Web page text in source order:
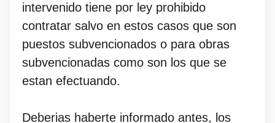
intervenido tiene por ley prohibido
contratar salvo en estos casos que son
puestos subvencionados o para obras
subvencionadas como son los que se
estan efectuando.
Deberias haberte informado antes, los